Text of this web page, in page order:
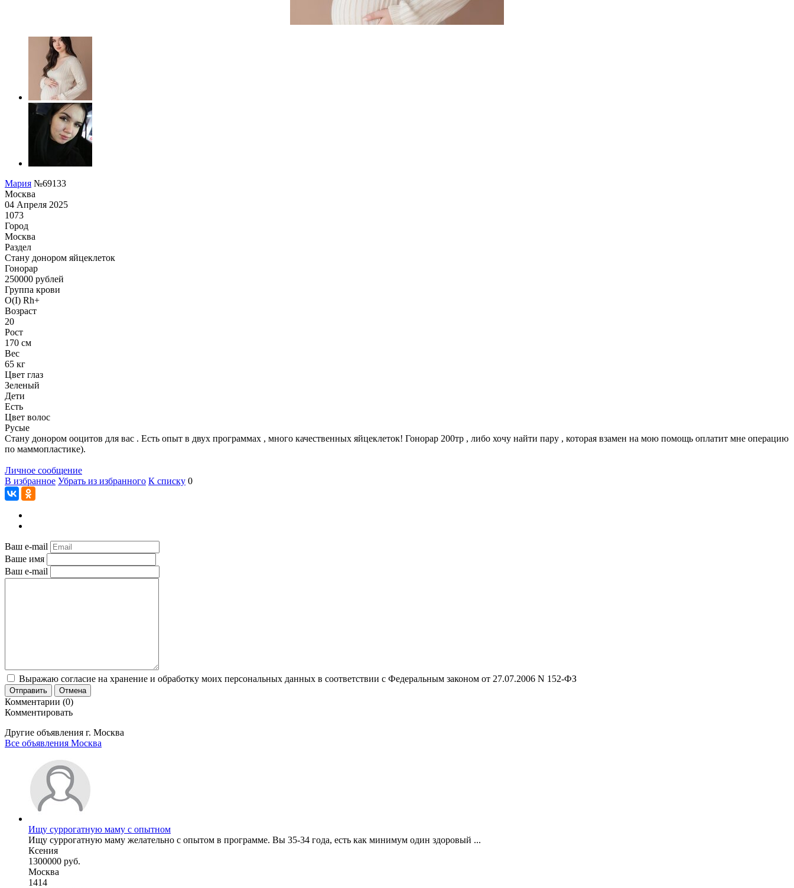
Мария №69133
Москва
04 Апреля 2025
1073
Город
Москва
Раздел
Стану донором яйцеклеток
Гонoрар
250000 рублей
Группа крови
O(I) Rh+
Возраст
20
Рост
170 см
Вес
65 кг
Цвет глаз
Зеленый
Дети
Есть
Цвет волос
Русые
Стану донором ооцитов для вас . Есть опыт в двух программах , много качественных яйцеклеток! Гонорар 200тр , либо хочу найти пару , которая взамен на мою помощь оплатит мне операцию
по маммопластике).
Личное сообщение
В избранное Убрать из избранного К списку 0
Ваш e-mail
Ваше имя
Ваш e-mail
Выражаю согласие на хранение и обработку моих персональных данных в соответствии с Федеральным законом от 27.07.2006 N 152-ФЗ
Отправить Отмена
Комментарии (0)
Комментировать
Другие объявления г. Москва
Все объявления Москва
Ищу суррогатную маму с опытном
Ищу суррогатную маму желательно с опытом в программе. Вы 35-34 года, есть как минимум один здоровый ...
Ксения
1300000 руб.
Москва
1414